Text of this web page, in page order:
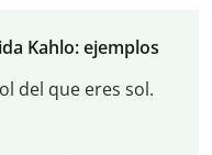
Kahlo: ejemplos
del que eres sol.